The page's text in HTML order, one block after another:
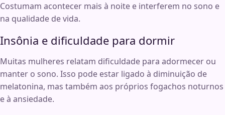
Costumam acontecer mais à noite e interferem no sono e
na qualidade de vida.
Insônia e dificuldade para dormir
Muitas mulheres relatam dificuldade para adormecer ou
manter o sono. Isso pode estar ligado à diminuição de
melatonina, mas também aos próprios fogachos noturnos
e à ansiedade.